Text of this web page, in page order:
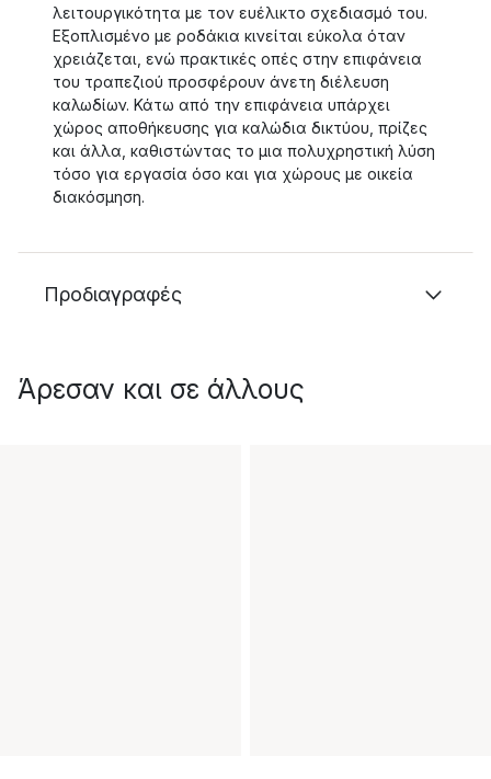
λειτουργικότητα με τον ευέλικτο σχεδιασμό του.
Εξοπλισμένο με ροδάκια κινείται εύκολα όταν
χρειάζεται, ενώ πρακτικές οπές στην επιφάνεια
του τραπεζιού προσφέρουν άνετη διέλευση
καλωδίων. Κάτω από την επιφάνεια υπάρχει
χώρος αποθήκευσης για καλώδια δικτύου, πρίζες
και άλλα, καθιστώντας το μια πολυχρηστική λύση
τόσο για εργασία όσο και για χώρους με οικεία
διακόσμηση.
Προδιαγραφές
Άρεσαν και σε άλλους